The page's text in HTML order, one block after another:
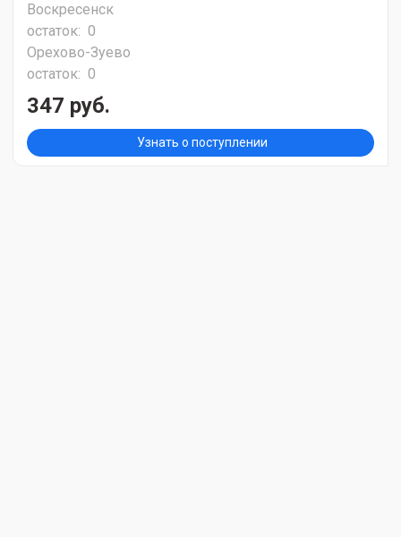
Воскресенск
остаток: 0
Орехово-Зуево
остаток: 0
347 руб.
Узнать о поступлении